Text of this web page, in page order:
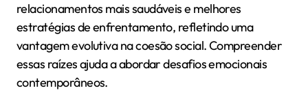
relacionamentos mais saudáveis e melhores
estratégias de enfrentamento, refletindo uma
vantagem evolutiva na coesão social. Compreender
essas raízes ajuda a abordar desafios emocionais
contemporâneos.